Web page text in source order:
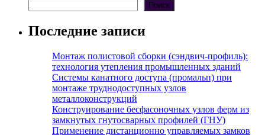
Поиск
Последние записи
Монтаж полистовой сборки (сэндвич-профиль):
технология утепления промышленных зданий
Системы канатного доступа (промальп) при
монтаже труднодоступных узлов
металлоконструкций
Конструирование бесфасоночных узлов ферм из
замкнутых гнутосварных профилей (ГНУ)
Применение дистанционно управляемых замков